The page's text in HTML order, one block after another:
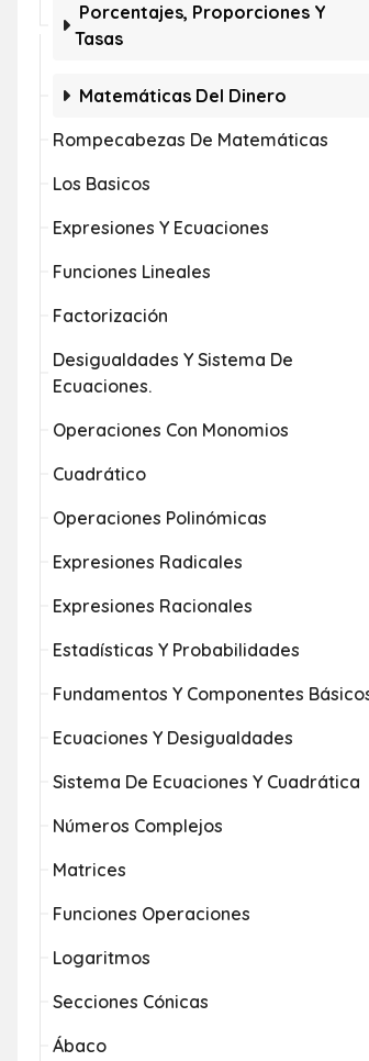
Porcentajes, Proporciones Y
Tasas
Matemáticas Del Dinero
Rompecabezas De Matemáticas
Los Basicos
Expresiones Y Ecuaciones
Funciones Lineales
Factorización
Desigualdades Y Sistema De
Ecuaciones.
Operaciones Con Monomios
Cuadrático
Operaciones Polinómicas
Expresiones Radicales
Expresiones Racionales
Estadísticas Y Probabilidades
Fundamentos Y Componentes
Ecuaciones Y Desigualdades
Sistema De Ecuaciones Y Cuadrática
Números Complejos
Matrices
Funciones Operaciones
Logaritmos
Secciones Cónicas
Ábaco